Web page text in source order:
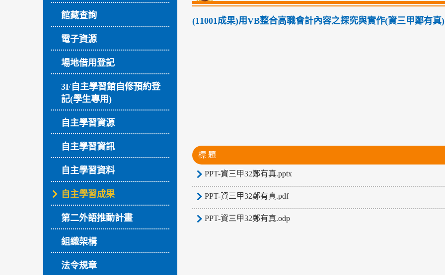
館藏查詢
電子資源
場地借用登記
3F自主學習館自修預約登
記(學生專用)
自主學習資源
自主學習資訊
自主學習資料
自主學習成果
第二外語推動計畫
組織架構
法令規章
(11001成果)用VB整合高職會計內容之探究與實作(資三甲鄭有真)
標 題
PPT-資三甲32鄭有真.pptx
PPT-資三甲32鄭有真.pdf
PPT-資三甲32鄭有真.odp